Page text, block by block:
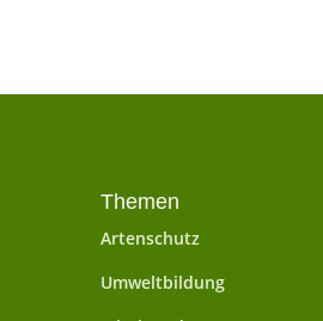
Themen
Artenschutz
Umweltbildung